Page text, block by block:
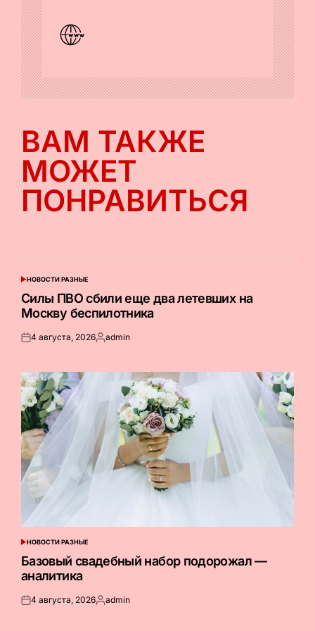
ВАМ ТАКЖЕ
МОЖЕТ
ПОНРАВИТЬСЯ
ОПУБЛИКОВАНО
НОВОСТИ РАЗНЫЕ
Силы ПВО сбили еще два летевших на
Москву беспилотника
Опубликовано
4 августа, 2026Запись
admin
ОПУБЛИКОВАНО
В
НОВОСТИ РАЗНЫЕ
Базовый свадебный набор подорожал —
аналитика
Опубликовано
4 августа, 2026Запись
admin